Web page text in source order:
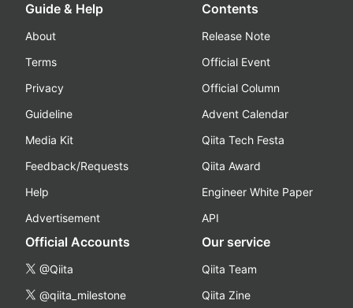
Guide & Help
About
Terms
Privacy
Guideline
Media Kit
Feedback/Requests
Help
Advertisement
Contents
Release Note
Official Event
Official Column
Advent Calendar
Qiita Tech Festa
Qiita Award
Engineer White Paper
API
Official Accounts
@Qiita
@qiita_milestone
Our service
Qiita Team
Qiita Zine